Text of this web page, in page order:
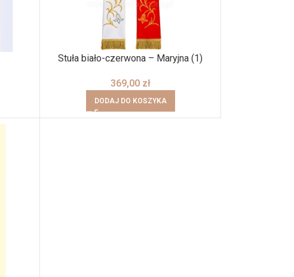
Stuła biało-czerwona – Maryjna (1)
369,00 zł
DODAJ DO KOSZYKA